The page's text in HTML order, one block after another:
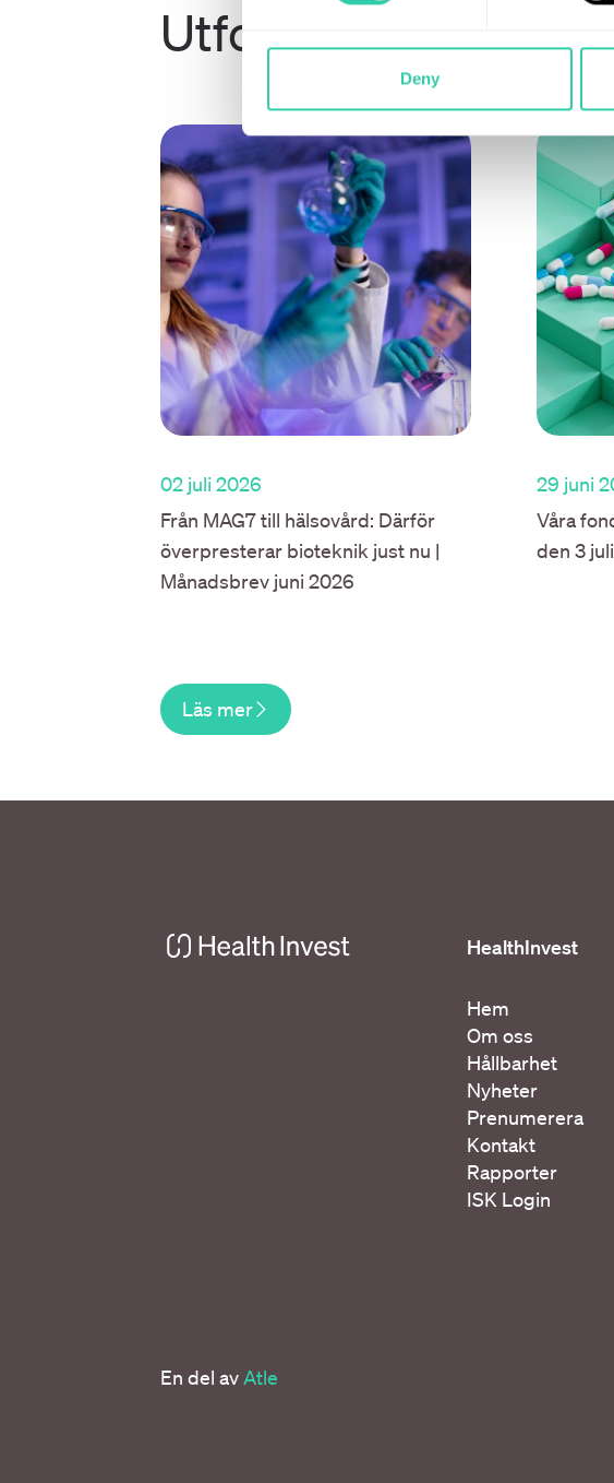
Deny
Utforska fler artiklar
02 juli 2026
Från MAG7 till hälsovård: Därför
överpresterar bioteknik just nu |
Månadsbrev juni 2026
29 juni
Våra
den 3
Läs mer
HealthInvest
Hem
Om oss
Hållbarhet
Nyheter
Prenumerera
Kontakt
Rapporter
ISK Login
En del av Atle